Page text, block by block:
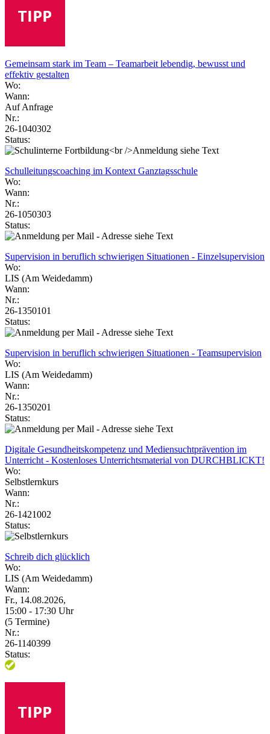
Gemeinsam stark im Team – Teamarbeit lebendig, bewusst und
effektiv gestalten
Wo:
Wann:
Auf Anfrage
Nr.:
26-1040302
Status:
Schulleitungscoaching im Kontext Ganztagsschule
Wo:
Wann:
Nr.:
26-1050303
Status:
Supervision in beruflich schwierigen Situationen - Einzelsupervision
Wo:
LIS (Am Weidedamm)
Wann:
Nr.:
26-1350101
Status:
Supervision in beruflich schwierigen Situationen - Teamsupervision
Wo:
LIS (Am Weidedamm)
Wann:
Nr.:
26-1350201
Status:
Digitale Gesundheitskompetenz und Mediensuchtprävention im
Unterricht - Kostenloses Unterrichtsmaterial von DURCHBLICKT!
Wo:
Selbstlernkurs
Wann:
Nr.:
26-1421002
Status:
Schreib dich glücklich
Wo:
LIS (Am Weidedamm)
Wann:
Fr., 14.08.2026,
15:00 - 17:30 Uhr
(5 Termine)
Nr.:
26-1140399
Status: